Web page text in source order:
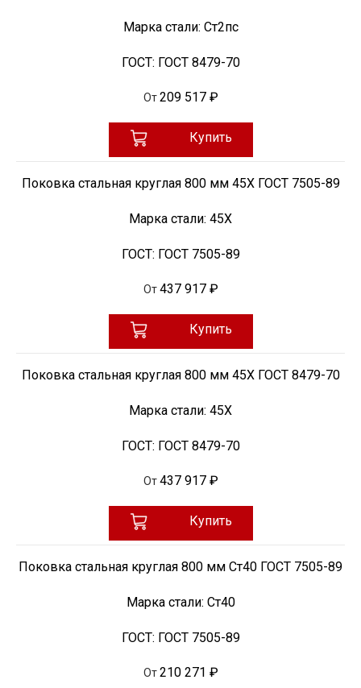
Марка стали: Ст2пс
ГОСТ: ГОСТ 8479-70
От 209 517 ₽
Купить
Поковка стальная круглая 800 мм 45Х ГОСТ 7505-89
Марка стали: 45Х
ГОСТ: ГОСТ 7505-89
От 437 917 ₽
Купить
Поковка стальная круглая 800 мм 45Х ГОСТ 8479-70
Марка стали: 45Х
ГОСТ: ГОСТ 8479-70
От 437 917 ₽
Купить
Поковка стальная круглая 800 мм Ст40 ГОСТ 7505-89
Марка стали: Ст40
ГОСТ: ГОСТ 7505-89
От 210 271 ₽